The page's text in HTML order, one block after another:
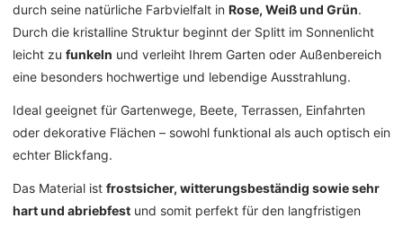
durch seine natürliche Farbvielfalt in Rose, Weiß und Grün.
Durch die kristalline Struktur beginnt der Splitt im Sonnenlicht
leicht zu funkeln und verleiht Ihrem Garten oder Außenbereich
eine besonders hochwertige und lebendige Ausstrahlung.
Ideal geeignet für Gartenwege, Beete, Terrassen, Einfahrten
oder dekorative Flächen – sowohl funktional als auch optisch ein
echter Blickfang.
Das Material ist frostsicher, witterungsbeständig sowie sehr
hart und abriebfest und somit perfekt für den langfristigen